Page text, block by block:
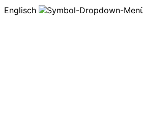
Englisch